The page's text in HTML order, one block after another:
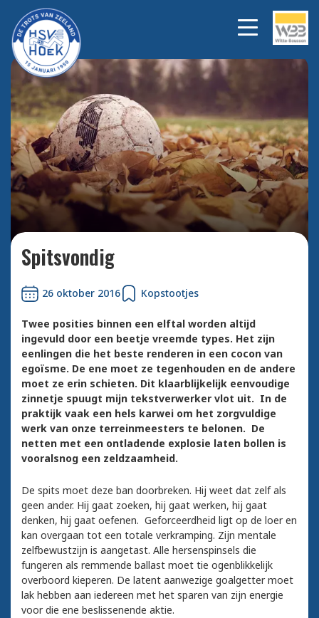
Bekijk alle foto's
Spitsvondig
26 oktober 2016 Kopstootjes
Twee posities binnen een elftal worden altijd
ingevuld door een beetje vreemde types. Het zijn
eenlingen die het beste renderen in een cocon van
egoïsme. De ene moet ze tegenhouden en de andere
moet ze erin schieten. Dit klaarblijkelijk eenvoudige
zinnetje spuugt mijn tekstverwerker vlot uit. In de
praktijk vaak een hels karwei om het zorgvuldige
werk van onze terreinmeesters te belonen. De
netten met een ontladende explosie laten bollen is
vooralsnog een zeldzaamheid.
De spits moet deze ban doorbreken. Hij weet dat zelf als
geen ander. Hij gaat zoeken, hij gaat werken, hij gaat
denken, hij gaat oefenen. Geforceerdheid ligt op de loer en
kan overgaan tot een totale verkramping. Zijn mentale
zelfbewustzijn is aangetast. Alle hersenspinsels die
fungeren als remmende ballast moet tie ogenblikkelijk
overboord kieperen. De latent aanwezige goalgetter moet
lak hebben aan iedereen met het sparen van zijn energie
voor die ene beslissenende aktie.